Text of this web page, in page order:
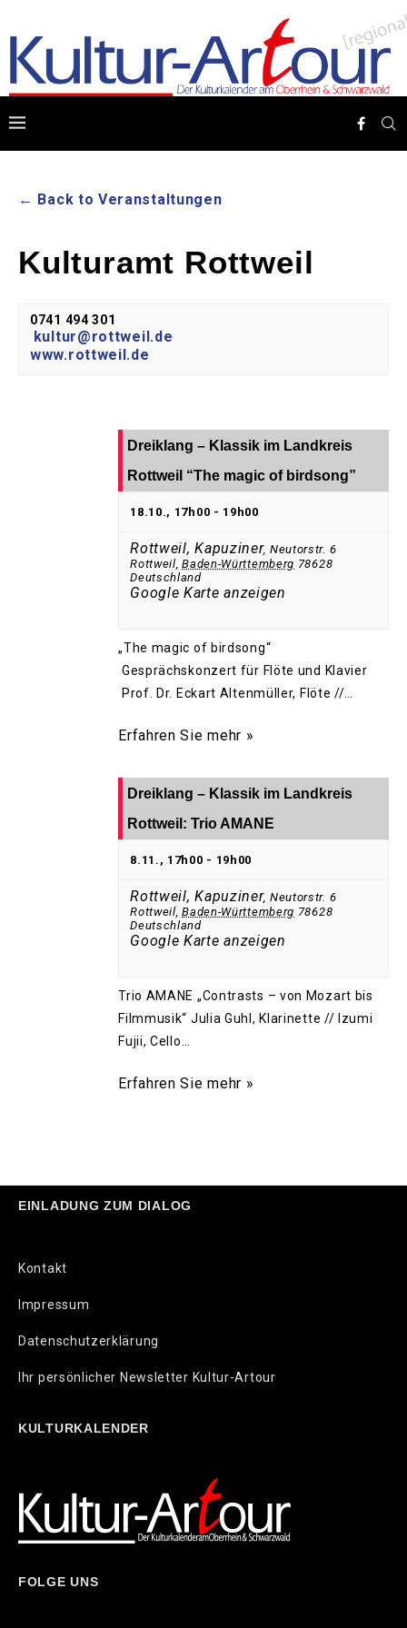
← Back to Veranstaltungen
Kulturamt Rottweil
0741 494 301
kultur@rottweil.de
www.rottweil.de
Dreiklang – Klassik im Landkreis
Rottweil “The magic of birdsong”
18.10., 17h00 - 19h00
Rottweil, Kapuziner, Neutorstr. 6
Rottweil, Baden-Württemberg 78628
Deutschland
Google Karte anzeigen
„The magic of birdsong“
Gesprächskonzert für Flöte und Klavier
Prof. Dr. Eckart Altenmüller, Flöte //…
Erfahren Sie mehr »
Dreiklang – Klassik im Landkreis
Rottweil: Trio AMANE
8.11., 17h00 - 19h00
Rottweil, Kapuziner, Neutorstr. 6
Rottweil, Baden-Württemberg 78628
Deutschland
Google Karte anzeigen
Trio AMANE „Contrasts – von Mozart bis
Filmmusik“ Julia Guhl, Klarinette // Izumi
Fujii, Cello…
Erfahren Sie mehr »
EINLADUNG ZUM DIALOG
Kontakt
Impressum
Datenschutzerklärung
Ihr persönlicher Newsletter Kultur-Artour
KULTURKALENDER
FOLGE UNS